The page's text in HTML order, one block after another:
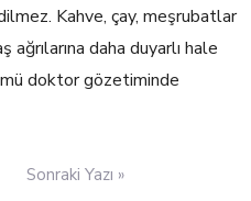
Kahve, çay, meşrubatlar
daha duyarlı hale
doktor gözetiminde
Sonraki Yazı »